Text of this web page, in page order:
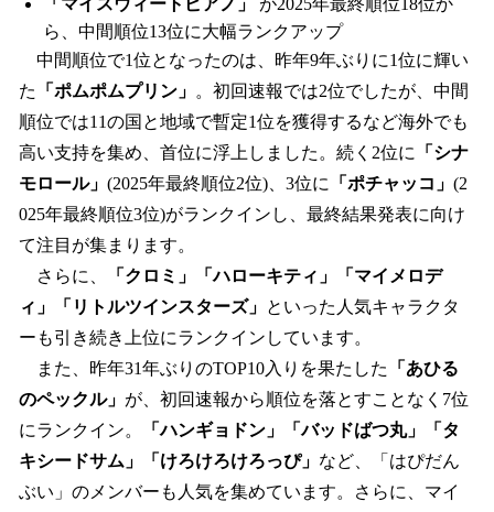
「マイスウィートピアノ」
が2025年最終順位18位か
ら、中間順位13位に大幅ランクアップ
中間順位で1位となったのは、昨年9年ぶりに1位に輝い
た
「ポムポムプリン」 。初回速報では2位でしたが、中間
順位では11の国と地域で暫定1位を獲得するなど海外でも
高い支持を集め、首位に浮上しました。続く2位に 「シナ
モロール」 (2025年最終順位2位)、3位に 「ポチャッコ」 (2
025年最終順位3位)がランクインし、最終結果発表に向け
て注目が集まります。
さらに、
「クロミ」「ハローキティ」「マイメロデ
ィ」「リトルツインスターズ」 といった人気キャラクタ
ーも引き続き上位にランクインしています。
また、昨年31年ぶりのTOP10入りを果たした
「あひる
のペックル」 が、初回速報から順位を落とすことなく7位
にランクイン。
「ハンギョドン」「バッドばつ丸」「タ
キシードサム」「けろけろけろっぴ」 など、「はぴだん
ぶい」のメンバーも人気を集めています。さらに、マイ